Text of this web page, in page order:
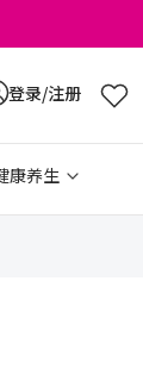
登录/注册
康养生